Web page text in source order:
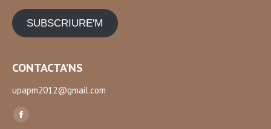
SUBSCRIURE'M
CONTACTA’NS
upapm2012@gmail.com
Find us on:
Facebook